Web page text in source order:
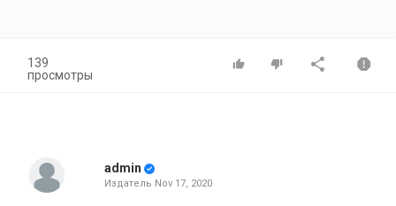
139
просмотры
admin
Издатель Nov 17, 2020